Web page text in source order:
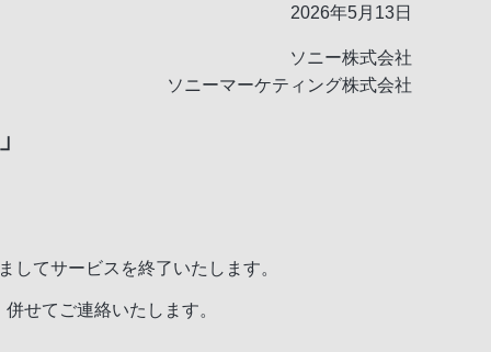
2026年5月13日
ソニー株式会社
ソニーマーケティング株式会社
てサービスを終了いたします。
せてご連絡いたします。